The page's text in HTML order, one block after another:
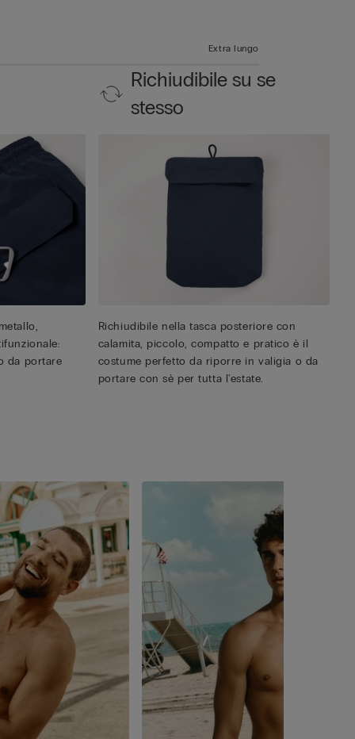
Extra lungo
da portare
Richiudibile su se
stesso
Richiudibile nella tasca posteriore con
calamita, piccolo, compatto e pratico è il
costume perfetto da riporre in valigia o da
portare con sè per tutta l'estate.